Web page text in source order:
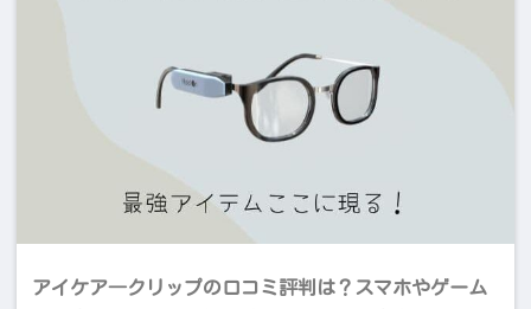
アイケア―クリップの口コミ評判は？スマホやゲーム